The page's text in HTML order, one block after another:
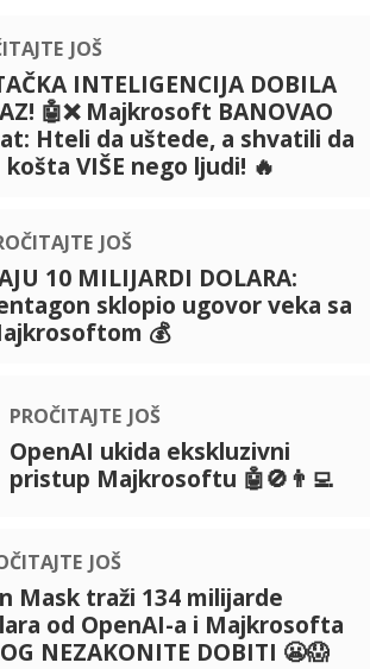
još
INTELIGENCIJA DOBILA
🤖❌ Majkrosoft BANOVAO
Hteli da uštede, a shvatili da
košta VIŠE nego ljudi! 🔥
još
10 MILIJARDI DOLARA:
sklopio ugovor veka sa
💰
pročitajte još
OpenAI ukida ekskluzivni
pristup Majkrosoftu 🤖🚫👨‍💻
još
Mask traži 134 milijarde
od OpenAI-a i Majkrosofta
NEZAKONITE DOBITI 😬😱